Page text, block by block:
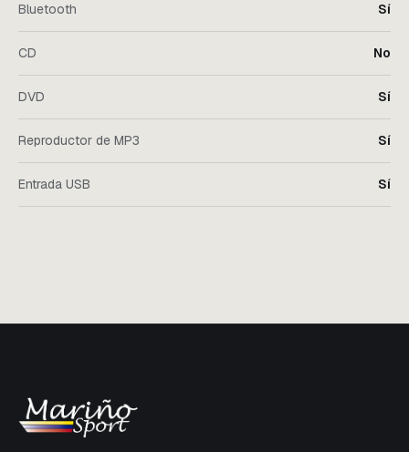
Bluetooth Sí
CD No
DVD Sí
Reproductor de MP3 Sí
Entrada USB Sí